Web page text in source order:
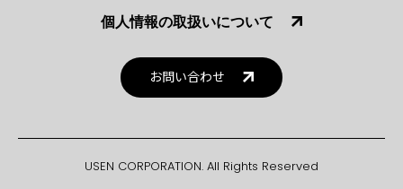
個人情報の取扱いについて
お問い合わせ
USEN CORPORATION. All Rights Reserved